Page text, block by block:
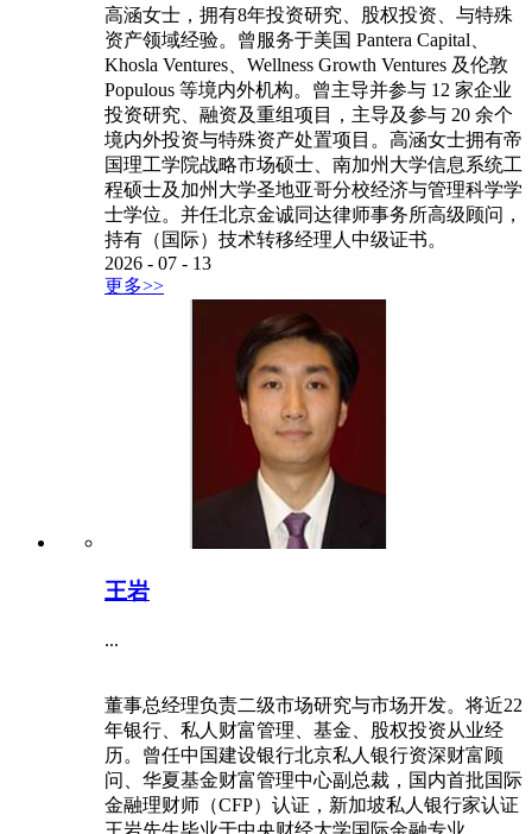
高涵女士，拥有8年投资研究、股权投资、与特殊
资产领域经验。曾服务于美国 Pantera Capital、
Khosla Ventures、Wellness Growth Ventures 及伦敦
Populous 等境内外机构。曾主导并参与 12 家企业
投资研究、融资及重组项目，主导及参与 20 余个
境内外投资与特殊资产处置项目。高涵女士拥有帝
国理工学院战略市场硕士、南加州大学信息系统工
程硕士及加州大学圣地亚哥分校经济与管理科学学
士学位。并任北京金诚同达律师事务所高级顾问，
持有（国际）技术转移经理人中级证书。
2026 - 07 - 13
更多>>
王岩
...
董事总经理负责二级市场研究与市场开发。将近22
年银行、私人财富管理、基金、股权投资从业经
历。曾任中国建设银行北京私人银行资深财富顾
问、华夏基金财富管理中心副总裁，国内首批国际
金融理财师（CFP）认证，新加坡私人银行家认证
王岩先生毕业于中央财经大学国际金融专业